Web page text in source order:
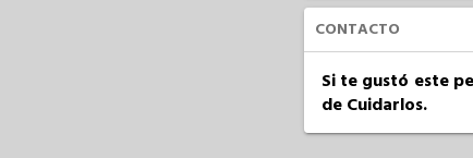
CONTACTO
Si te gustó este
de Cuidarlos.